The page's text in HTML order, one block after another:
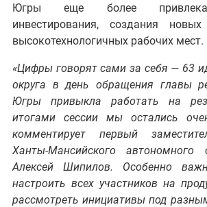
Югры еще более
инвестирования, создания
высокотехнологичных рабочих мест.
«Цифры говорят сами за себя — 63
округа в день обращения главы
Югры привыкла работать на
итогами сессии мы остались
комментирует первый
Ханты-Мансийского
Алексей Шипилов. Особенно
настроить всех участников на
рассмотреть инициативы под